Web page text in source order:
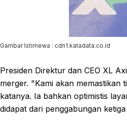
Gambar Istimewa : cdn1.katadata.co.id
Presiden Direktur dan CEO XL
merger. "Kami akan memastikan
katanya. Ia bahkan optimistis
didapat dari penggabungan